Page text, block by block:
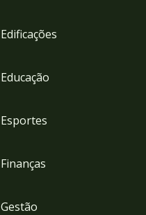
Edificações
Educação
Esportes
Finanças
Gestão